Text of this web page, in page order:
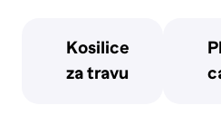
Kosilice
za travu